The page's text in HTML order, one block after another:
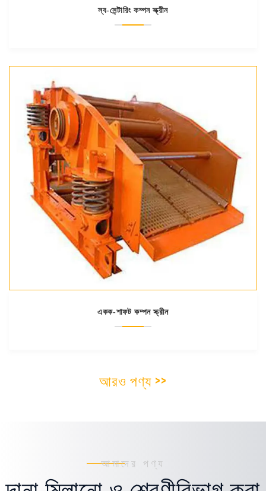
স্ব-সেন্টারিং কম্পন স্ক্রীন
একক-শাফট কম্পন স্ক্রীন
আরও পণ্য >>
আমাদের পণ্য